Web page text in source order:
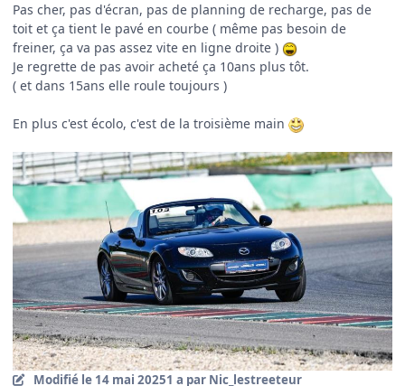
Pas cher, pas d'écran, pas de planning de recharge, pas de
toit et ça tient le pavé en courbe ( même pas besoin de
freiner, ça va pas assez vite en ligne droite )
Je regrette de pas avoir acheté ça 10ans plus tôt.
( et dans 15ans elle roule toujours )
En plus c'est écolo, c'est de la troisième main
Modifié le 14 mai 20251 a par Nic_lestreeteur